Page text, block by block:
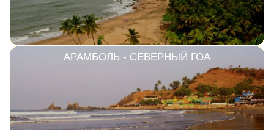
АРАМБОЛЬ - СЕВЕРНЫЙ ГОА